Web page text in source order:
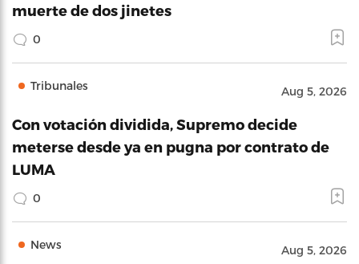
muerte de dos jinetes
0
Tribunales Aug 5, 2026
Con votación dividida, Supremo decide
meterse desde ya en pugna por contrato de
LUMA
0
News Aug 5, 2026